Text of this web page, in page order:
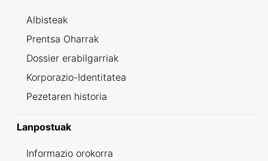
Albisteak
Prentsa Oharrak
Dossier erabilgarriak
Korporazio-Identitatea
Pezetaren historia
Lanpostuak
Informazio orokorra